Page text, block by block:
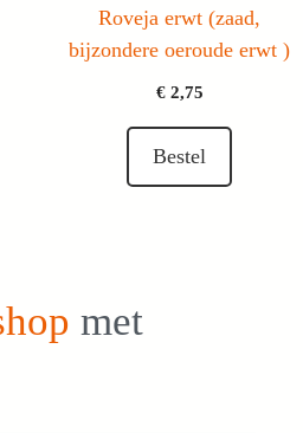
Roveja erwt (zaad,
bijzondere oeroude erwt )
€2,75
Bestel
met